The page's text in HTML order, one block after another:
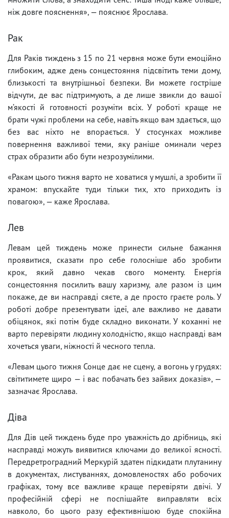
ніж довге пояснення», — пояснює Ярослава.
Рак
Для Раків тиждень з 15 по 21 червня може бути емоційно
глибоким, адже день сонцестояння підсвітить теми дому,
близькості та внутрішньої безпеки. Ви можете гостріше
відчути, де вас підтримують, а де лише звикли до вашої
м’якості й готовності розуміти всіх. У роботі краще не
брати чужі проблеми на себе, навіть якщо вам здається, що
без вас ніхто не впорається. У стосунках можливе
повернення важливої теми, яку раніше оминали через
страх образити або бути незрозумілими.
«Ракам цього тижня варто не ховатися у мушлі, а зробити її
храмом: впускайте туди тільки тих, хто приходить із
повагою», — каже Ярослава.
Лев
Левам цей тиждень може принести сильне бажання
проявитися, сказати про себе голосніше або зробити
крок, який давно чекав свого моменту. Енергія
сонцестояння посилить вашу харизму, але разом із цим
покаже, де ви насправді сяєте, а де просто граєте роль. У
роботі добре презентувати ідеї, але важливо не давати
обіцянок, які потім буде складно виконати. У коханні не
варто перевіряти людину холодністю, якщо насправді вам
хочеться уваги, ніжності й чесного тепла.
«Левам цього тижня Сонце дає не сцену, а вогонь у грудях:
світитимете щиро — і вас побачать без зайвих доказів», —
зазначає Ярослава.
Діва
Для Дів цей тиждень буде про уважність до дрібниць, які
насправді можуть виявитися ключами до великої ясності.
Передретроградний Меркурій здатен підкидати плутанину
в документах, листуваннях, домовленостях або робочих
графіках, тому все важливе краще перевіряти двічі. У
професійній сфері не поспішайте виправляти всіх
навколо, бо цього разу ефективнішою буде спокійна